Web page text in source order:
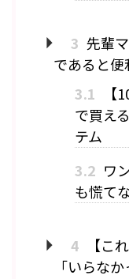
3 先輩
であると
3.1
【
で買え
テム
3.2 ワ
も慌て
4
【こ
「いらな